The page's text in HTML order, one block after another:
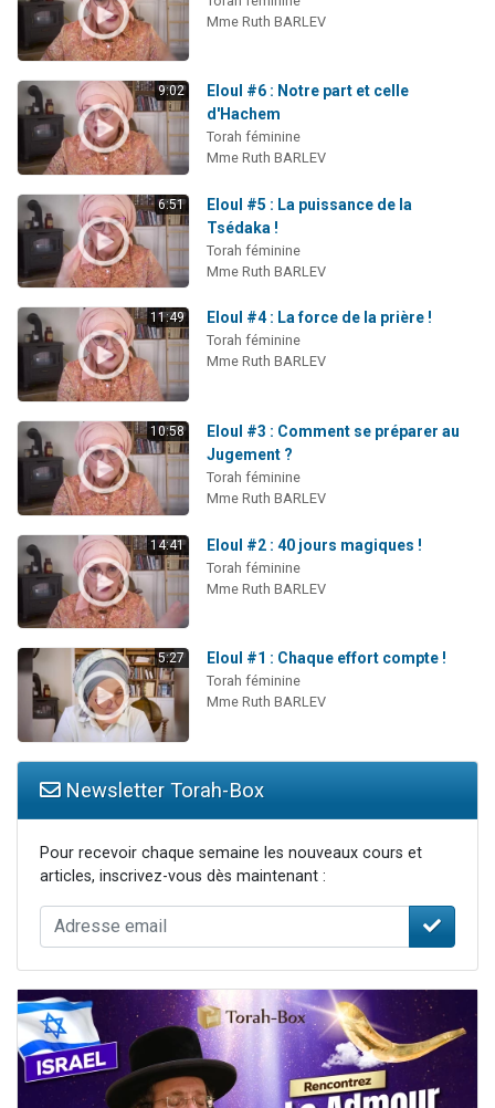
30 personnes viennent de faire un don pour Sauvez la jambe de Yohan
Il reste 49 places pour étudier en groupe sur Zoom
12 nouvelles musiques dans Torah-Box Music
Mme Ruth BARLEV
9:02
Eloul #6 : Notre part et celle
d'Hachem
Torah féminine
Mme Ruth BARLEV
6:51
Eloul #5 : La puissance de la
Tsédaka !
Torah féminine
Mme Ruth BARLEV
11:49 Eloul #4 : La force de la prière !
Torah féminine
Mme Ruth BARLEV
10:58
Eloul #3 : Comment se préparer au
Jugement ?
Torah féminine
Mme Ruth BARLEV
14:41 Eloul #2 : 40 jours magiques !
Torah féminine
Mme Ruth BARLEV
5:27 Eloul #1 : Chaque effort compte !
Torah féminine
Mme Ruth BARLEV
Newsletter Torah-Box
Pour recevoir chaque semaine les nouveaux cours et
articles, inscrivez-vous dès maintenant :